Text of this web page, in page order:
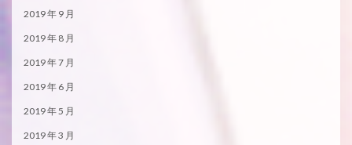
2019 年 9 月
2019 年 8 月
2019 年 7 月
2019 年 6 月
2019 年 5 月
2019 年 3 月